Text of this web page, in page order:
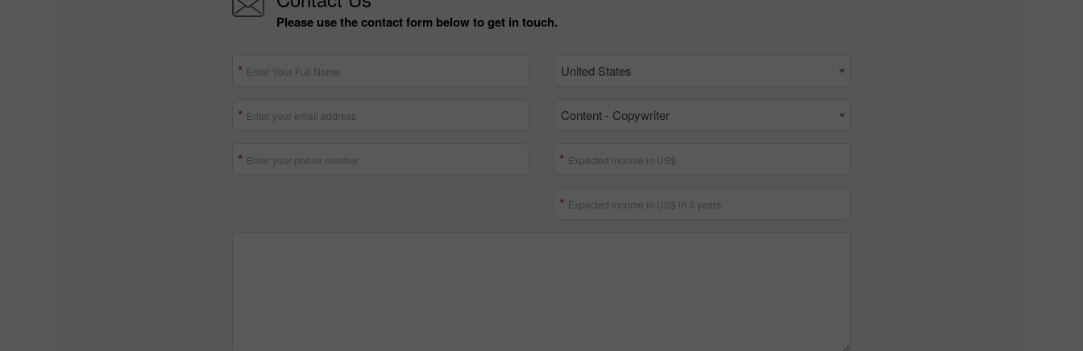
Please use the contact form below to get in touch.
Enter Your Full Name
Enter your email address
Enter your phone number
United States
Content - Copywriter
Expected income in US$
Expected income in US$ in 3 years